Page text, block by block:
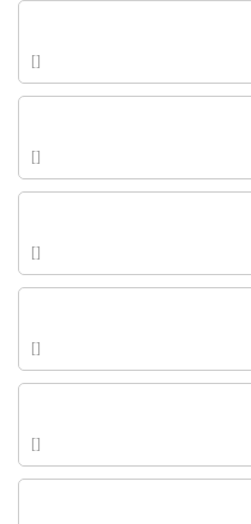
[]
[]
[]
[]
[]